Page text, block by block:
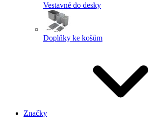
Vestavné do desky
Doplňky ke košům
Značky